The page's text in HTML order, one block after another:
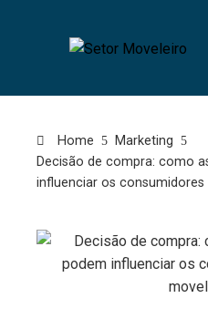
Home
Marketing
Decisão de compra: como
influenciar os